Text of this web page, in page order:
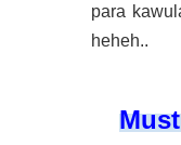
para
heheh..